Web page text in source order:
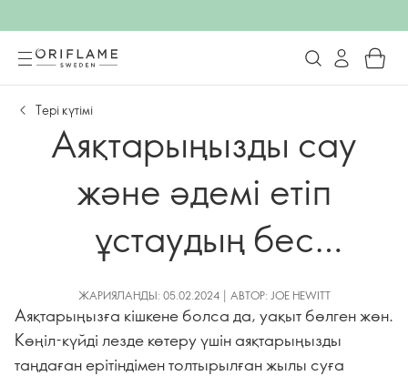
Тері күтімі
Аяқтарыңызды сау
және әдемі етіп
ұстаудың бес
қарапайым әдісі
ЖАРИЯЛАНДЫ: 05.02.2024 | АВТОР: JOE HEWITT
Аяқтарыңызға кішкене болса да, уақыт бөлген жөн.
Көңіл-күйді лезде көтеру үшін аяқтарыңызды
таңдаған ерітіндімен толтырылған жылы суға